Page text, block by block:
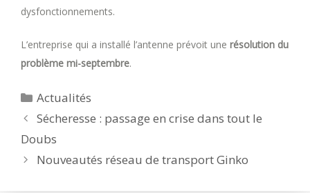
dysfonctionnements.
L’entreprise qui a installé l’antenne prévoit une résolution du
problème mi-septembre.
Catégories
Actualités
Sécheresse : passage en crise dans tout le
Doubs
Nouveautés réseau de transport Ginko